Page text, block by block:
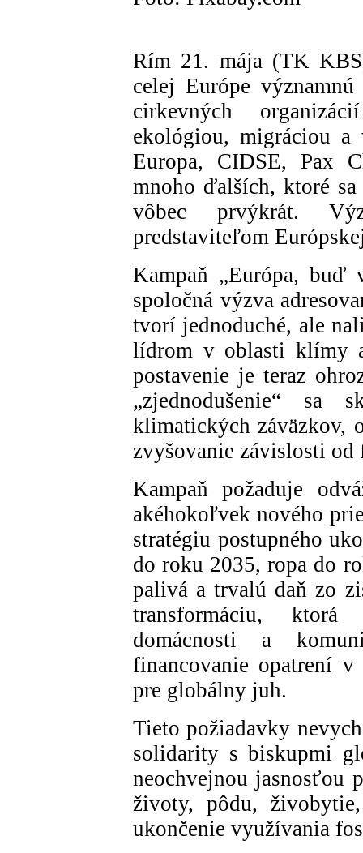
Rím 21. mája (TK
celej Európe
cirkevných
ekológiou, migráciou
Europa, CIDSE, Pax
mnoho ďalších, ktoré
vôbec prvýkrát.
predstaviteľom
Kampaň „Európa, buď
spoločná výzva
tvorí jednoduché, ale
lídrom v oblasti klímy
postavenie je teraz
„zjednodušenie“ sa
klimatických záväzkov,
zvyšovanie závislosti
Kampaň požaduje
akéhokoľvek nového
stratégiu postupného
do roku 2035, ropa do
palivá a trvalú daň zo
transformáciu, ktorá
domácnosti a
financovanie opatrení
pre globálny juh.
Tieto požiadavky
solidarity s biskupmi
neochvejnou jasnosťou
životy, pôdu,
ukončenie využívania